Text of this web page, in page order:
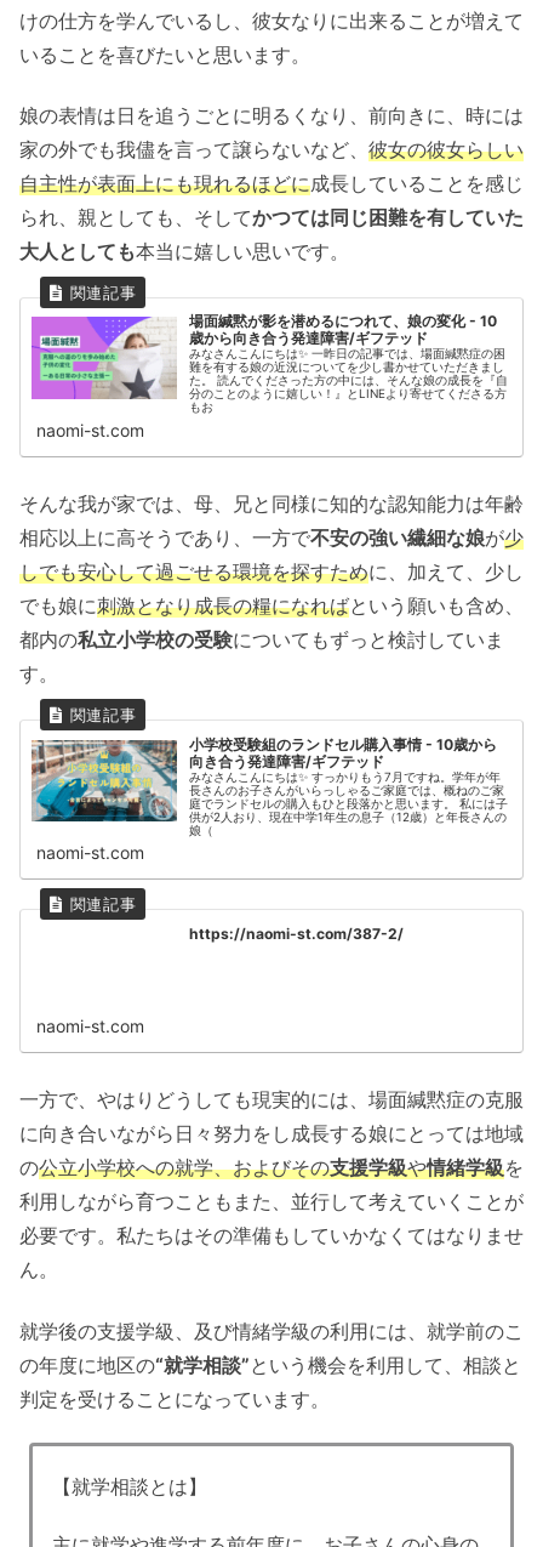
けの仕方を学んでいるし、彼女なりに出来ることが増えて
いることを喜びたいと思います。
娘の表情は日を追うごとに明るくなり、前向きに、時には
家の外でも我儘を言って譲らないなど、 彼女の彼女らしい
自主性が表面上にも現れるほどに成長していることを感じ
られ、親としても、そしてかつては同じ困難を有していた
大人としても本当に嬉しい思いです。
場面緘黙が影を潜めるにつれて、娘の変化 - 10
歳から向き合う発達障害/ギフテッド
みなさんこんにちは✨ 一昨日の記事では、場面緘黙症の困
難を有する娘の近況についてを少し書かせていただきまし
た。 読んでくださった方の中には、そんな娘の成長を『自
分のことのように嬉しい！』とLINEより寄せてくださる方
もお
naomi-st.com
そんな我が家では、母、兄と同様に知的な認知能力は年齢
相応以上に高そうであり、一方で不安の強い繊細な娘が少
しでも安心して過ごせる環境を探すために、加えて、少し
でも娘に刺激となり成長の糧になればという願いも含め、
都内の私立小学校の受験についてもずっと検討していま
す。
小学校受験組のランドセル購入事情 - 10歳から
向き合う発達障害/ギフテッド
みなさんこんにちは✨ すっかりもう7月ですね。学年が年
長さんのお子さんがいらっしゃるご家庭では、概ねのご家
庭でランドセルの購入もひと段落かと思います。 私には子
供が2人おり、現在中学1年生の息子（12歳）と年長さんの
娘（
naomi-st.com
https://naomi-st.com/387-2/
naomi-st.com
一方で、やはりどうしても現実的には、場面緘黙症の克服
に向き合いながら日々努力をし成長する娘にとっては地域
の公立小学校への就学、およびその支援学級や情緒学級を
利用しながら育つこともまた、並行して考えていくことが
必要です。私たちはその準備もしていかなくてはなりませ
ん。
就学後の支援学級、及び情緒学級の利用には、就学前のこ
の年度に地区の“就学相談”という機会を利用して、相談と
判定を受けることになっています。
【就学相談とは】